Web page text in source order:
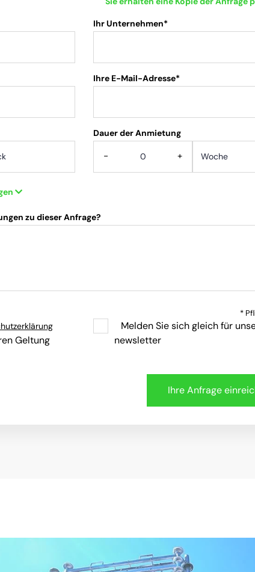
Ihr Unternehmen*
Ihre E-Mail-Adresse*
Dauer der Anmietung
- +
zu dieser Anfrage?
*
Geltung
Melden Sie sich gleich für
newsletter